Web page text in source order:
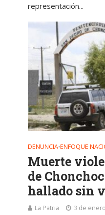
representación...
DENUNCIA•ENFOQUE
Muerte
de
hallado sin
La Patria 3 de